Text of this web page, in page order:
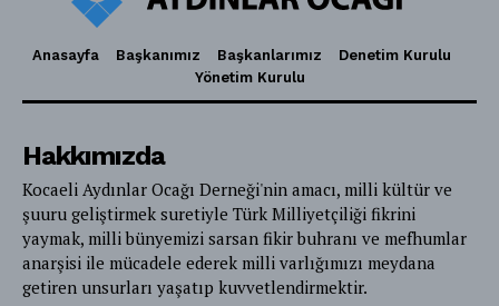
Anasayfa Başkanımız Başkanlarımız
Denetim Kurulu
Yönetim Kurulu
Hakkımızda
Kocaeli Aydınlar Ocağı Derneği'nin amacı, milli kültür ve
şuuru geliştirmek suretiyle Türk Milliyetçiliği fikrini
yaymak, milli bünyemizi sarsan fikir buhranı ve mefhumlar
anarşisi ile mücadele ederek milli varlığımızı meydana
getiren unsurları yaşatıp kuvvetlendirmektir.